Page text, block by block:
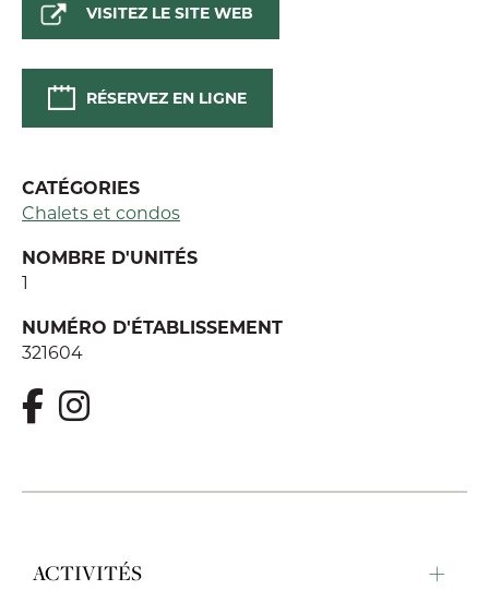
VISITEZ LE SITE WEB
RÉSERVEZ EN LIGNE
CATÉGORIES
Chalets et condos
NOMBRE D'UNITÉS
1
NUMÉRO D'ÉTABLISSEMENT
321604
ACTIVITÉS